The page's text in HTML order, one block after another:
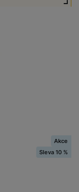
Akce
Sleva 10 %